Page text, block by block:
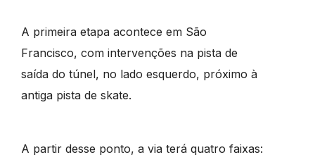
A primeira etapa acontece em São
Francisco, com intervenções na pista de
saída do túnel, no lado esquerdo, próximo à
antiga pista de skate.
A partir desse ponto, a via terá quatro faixas: